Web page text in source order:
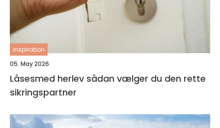
inspiration
05. May 2026
Låsesmed herlev sådan vælger du den rette
sikringspartner